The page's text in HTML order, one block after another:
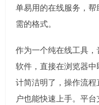
单易用的在线服务，
需的格式。
作为一个纯在线工具
软件，直接在浏览器
计简洁明了，操作流
户也能快速上手。平台